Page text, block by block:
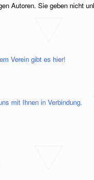
Autoren. Sie geben nicht
Verein gibt es hier!
mit Ihnen in Verbindung.